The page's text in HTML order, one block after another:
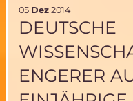
05 Dez 2014
DEUTSCHE
ENGERER